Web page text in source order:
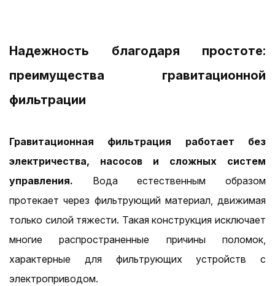
Надежность благодаря простоте:
преимущества гравитационной
фильтрации
Гравитационная фильтрация работает без
электричества, насосов и сложных систем
управления. Вода естественным образом
протекает через фильтрующий материал, движимая
только силой тяжести. Такая конструкция исключает
многие распространенные причины поломок,
характерные для фильтрующих устройств с
электроприводом.